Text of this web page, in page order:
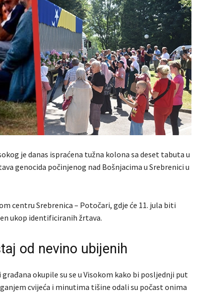
je danas ispraćena tužna kolona sa deset tabuta u
genocida počinjenog nad Bošnjacima u Srebrenici u
centru Srebrenica – Potočari, gdje će 11. jula biti
ukop identificiranih žrtava.
od nevino ubijenih
okupile su se u Visokom kako bi posljednji put
cvijeća i minutima tišine odali su počast onima